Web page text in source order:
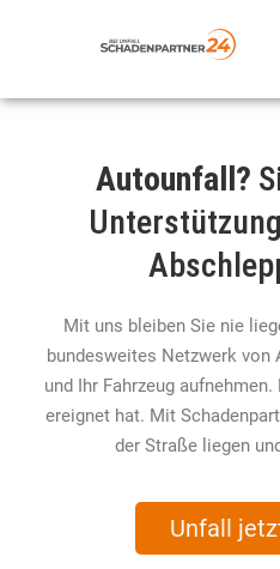
Autounfall?
Mit uns bleiben Sie nie
bundesweites Netzwerk von
und Ihr Fahrzeug
ereignet hat. Mit
der Straße liegen
Unfall